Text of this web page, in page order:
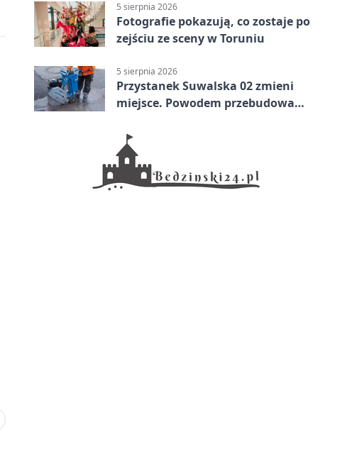
5 sierpnia 2026
Fotografie pokazują, co zostaje po
zejściu ze sceny w Toruniu
5 sierpnia 2026
Przystanek Suwalska 02 zmieni
miejsce. Powodem przebudowa